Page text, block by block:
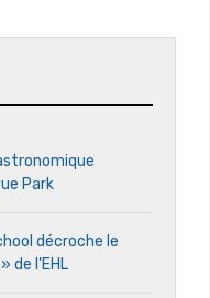
Park
décroche le
de l’EHL